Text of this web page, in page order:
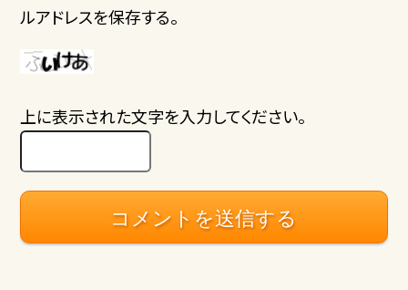
ルアドレスを保存する。
上に表示された文字を入力してください。